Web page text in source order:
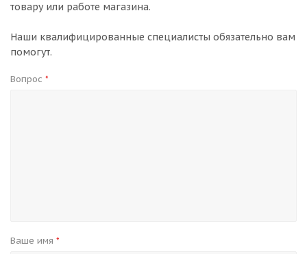
товару или работе магазина.
Наши квалифицированные специалисты обязательно вам
помогут.
Вопрос *
Ваше имя *